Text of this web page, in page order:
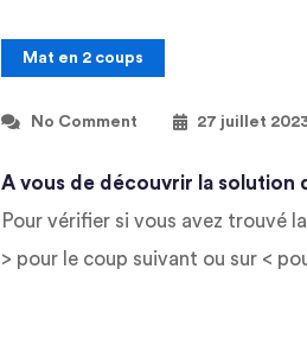
Mat en 2 coups
No Comment 27 juillet
A vous de découvrir la solution
Pour vérifier si vous avez trouvé
> pour le coup suivant ou sur <